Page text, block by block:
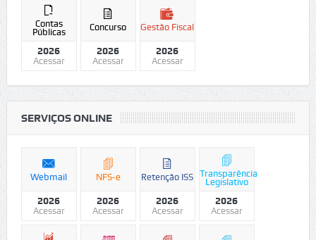
Contas
Públicas
2026
Acessar
Concurso
2026
Acessar
Gestão Fiscal
2026
Acessar
SERVIÇOS ONLINE
Webmail
2026
Acessar
NFS-e
2026
Acessar
Retenção ISS
2026
Acessar
Transparência
Legislativo
2026
Acessar